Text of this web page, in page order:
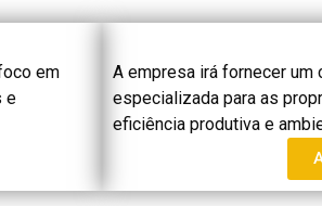
em
e
A empresa irá fornecer um
especializada para as
eficiência produtiva e